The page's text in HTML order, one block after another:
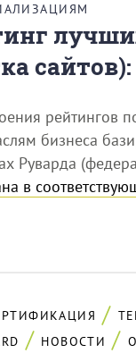
рейтингов
бизнеса
Руварда
в
НОВОСТИ